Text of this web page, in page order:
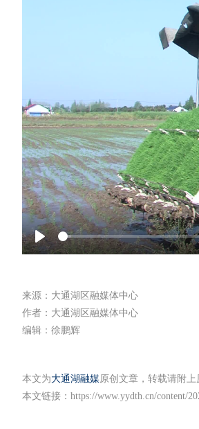
Play
来源：大通湖区融媒体中心
作者：大通湖区融媒体中心
编辑：徐鹏辉
本文为大通湖融媒原创文章，转载请附上
本文链接： https://www.yydth.cn/content/